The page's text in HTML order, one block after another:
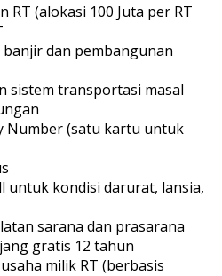
RT (alokasi 100 Juta per RT
dan pembangunan
sistem transportasi masal
Number (satu kartu untuk
untuk kondisi darurat, lansia,
sarana dan prasarana
gratis 12 tahun
milik RT (berbasis